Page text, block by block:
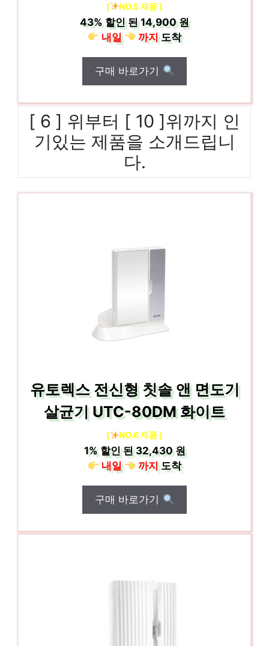
[ NO.5 제품 ]
43% 할인 된14,900 원
내일
까지도착
구매 바로가기
[ 6 ] 위부터 [ 10 ]위까지 인
기있는 제품을 소개드립니
다.
유토렉스 전신형 칫솔 앤 면도기
살균기 UTC-80DM 화이트
[ NO.6 제품 ]
1%할인 된32,430 원
내일
까지도착
구매 바로가기